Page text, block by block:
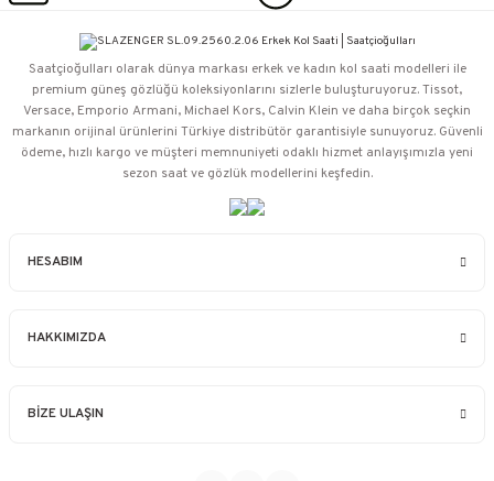
HESABIM
HAKKIMIZDA
BİZE ULAŞIN
Saatçioğulları⁠ olarak dünya markası erkek ve kadın kol saati modelleri ile
premium güneş gözlüğü koleksiyonlarını sizlerle buluşturuyoruz. Tissot,
Versace, Emporio Armani, Michael Kors, Calvin Klein ve daha birçok seçkin
markanın orijinal ürünlerini Türkiye distribütör garantisiyle sunuyoruz. Güvenli
ödeme, hızlı kargo ve müşteri memnuniyeti odaklı hizmet anlayışımızla yeni
sezon saat ve gözlük modellerini keşfedin.